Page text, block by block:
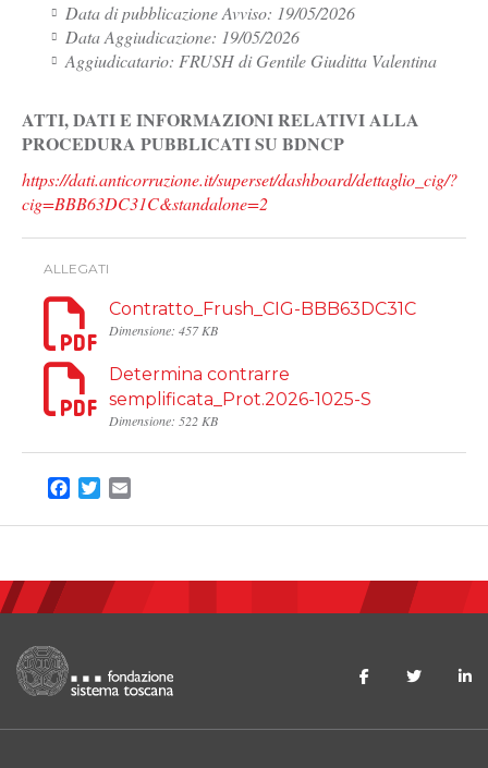
Data di pubblicazione Avviso: 19/05/2026
Data Aggiudicazione: 19/05/2026
Aggiudicatario: FRUSH di Gentile Giuditta Valentina
ATTI, DATI E INFORMAZIONI RELATIVI ALLA
PROCEDURA PUBBLICATI SU BDNCP
https://dati.anticorruzione.it/superset/dashboard/dettaglio_cig/?
cig=BBB63DC31C&standalone=2
ALLEGATI
Contratto_Frush_CIG-BBB63DC31C
Dimensione: 457 KB
Determina contrarre
semplificata_Prot.2026-1025-S
Dimensione: 522 KB
Facebook
Twitter